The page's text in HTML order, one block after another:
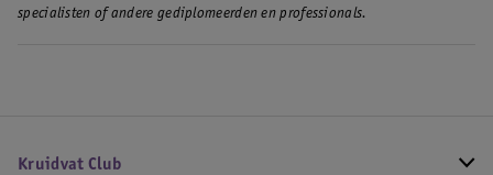
specialisten of andere gediplomeerden en professionals.
Kruidvat Club